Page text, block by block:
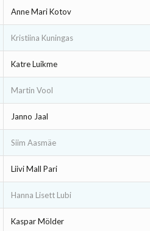
Anne Mari Kotov
Kristiina Kuningas
Katre Luikme
Martin Vool
Janno Jaal
Siim Aasmäe
Liivi Mall Pari
Hanna Lisett Lubi
Kaspar Mölder